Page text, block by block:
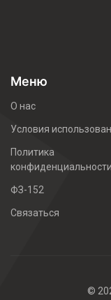
Меню
О нас
Условия
Политика
конфиденциальности
ФЗ-152
Связаться
©